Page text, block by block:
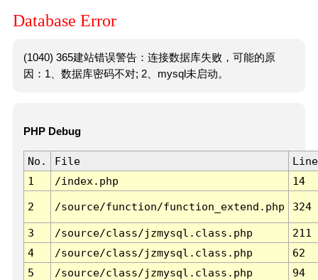
Database Error
(1040) 365建站错误警告：连接数据库失败，可能的原
因：1、数据库密码不对; 2、mysql未启动。
PHP Debug
No. File
Line
1
/index.php 14
2 /source/function/function_extend.php 324
3 /source/class/jzmysql.class.php
211
4
/source/class/jzmysql.class.php
62
5
/source/class/jzmysql.class.php
94